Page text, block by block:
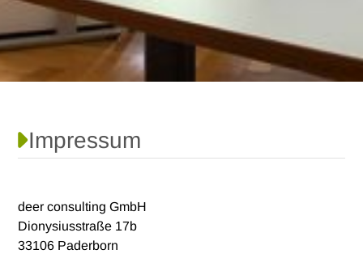
Impressum
deer consulting GmbH
Dionysiusstraße 17b
33106 Paderborn